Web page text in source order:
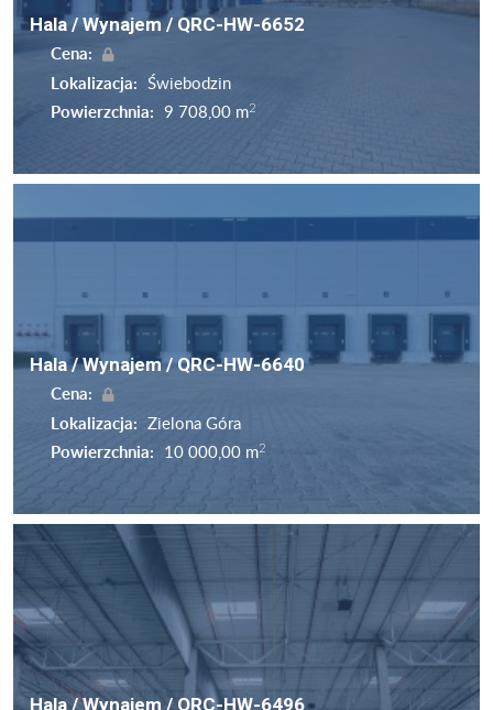
Hala / Wynajem / QRC-HW-6652
Cena:
Lokalizacja: Świebodzin
Powierzchnia: 9 708,00 m2
Hala / Wynajem / QRC-HW-6640
Cena:
Lokalizacja: Zielona Góra
Powierzchnia: 10 000,00 m2
Hala / Wynajem / QRC-HW-6496